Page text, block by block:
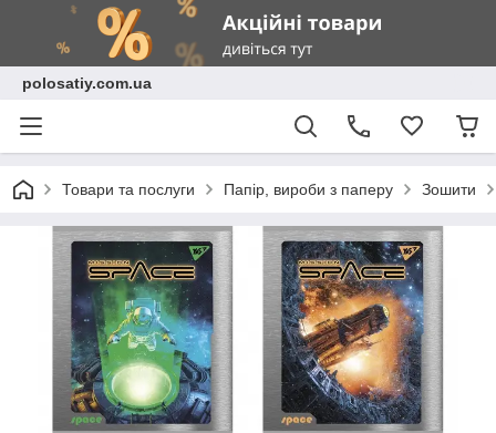
polosatiy.com.ua
Товари та послуги Папір, вироби з паперу Зошити